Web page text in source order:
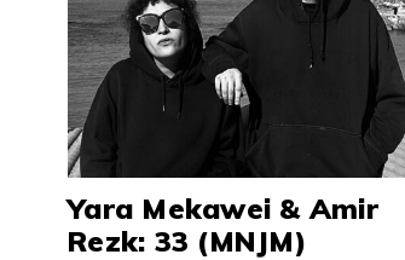
Yara Mekawei & Amir
Rezk: 33 (MNJM)